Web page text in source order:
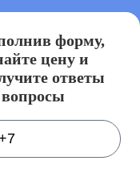
форму,
цену и
ответы